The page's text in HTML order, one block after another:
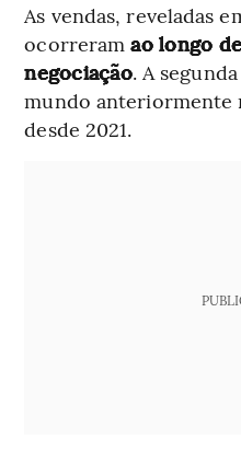
As vendas, reveladas
ocorreramao longo
negociação. A
mundo anteriormente
desde 2021.